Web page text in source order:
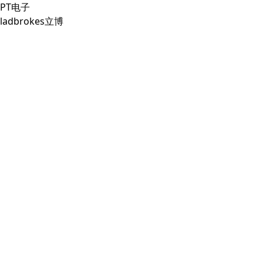
PT电子
ladbrokes立博